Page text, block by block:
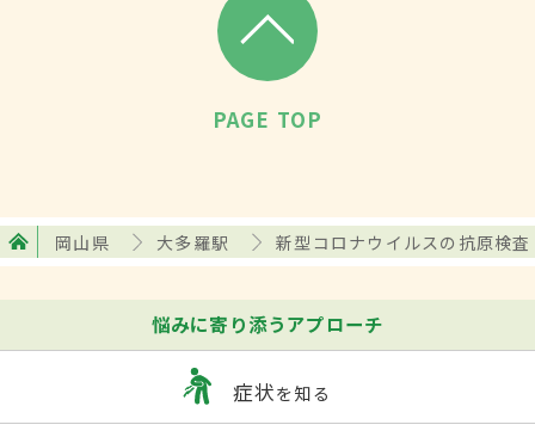
PAGE TOP
岡山県 大多羅駅 新型コロナウイルスの抗原検査
悩みに寄り添うアプローチ
症状を知る